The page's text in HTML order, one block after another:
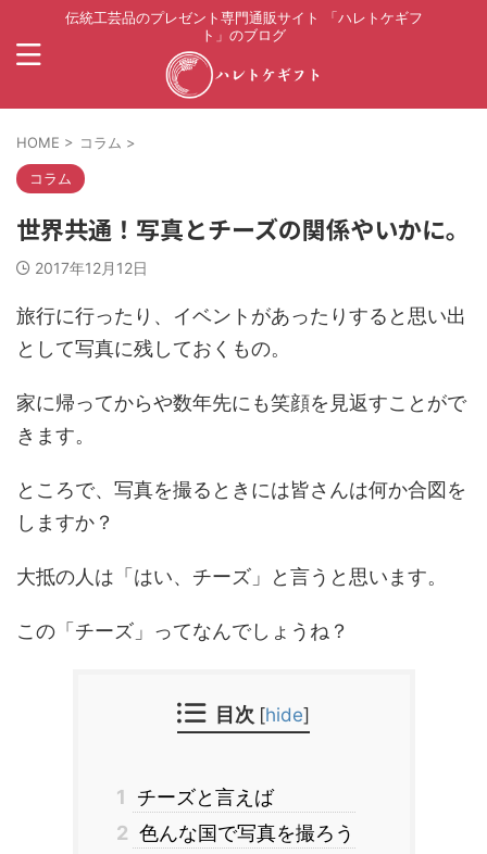
伝統工芸品のプレゼント専門通販サイト 「ハレトケギフ
ト」のブログ
HOME > コラム >
コラム
世界共通！写真とチーズの関係やいかに。
2017年12月12日
旅行に行ったり、イベントがあったりすると思い出
として写真に残しておくもの。
家に帰ってからや数年先にも笑顔を見返すことがで
きます。
ところで、写真を撮るときには皆さんは何か合図を
しますか？
大抵の人は「はい、チーズ」と言うと思います。
この「チーズ」ってなんでしょうね？
目次 [hide]
1
チーズと言えば
2 色んな国で写真を撮ろう